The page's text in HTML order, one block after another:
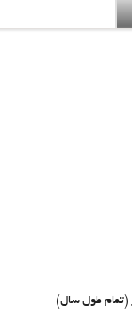
(تمام طول سال)